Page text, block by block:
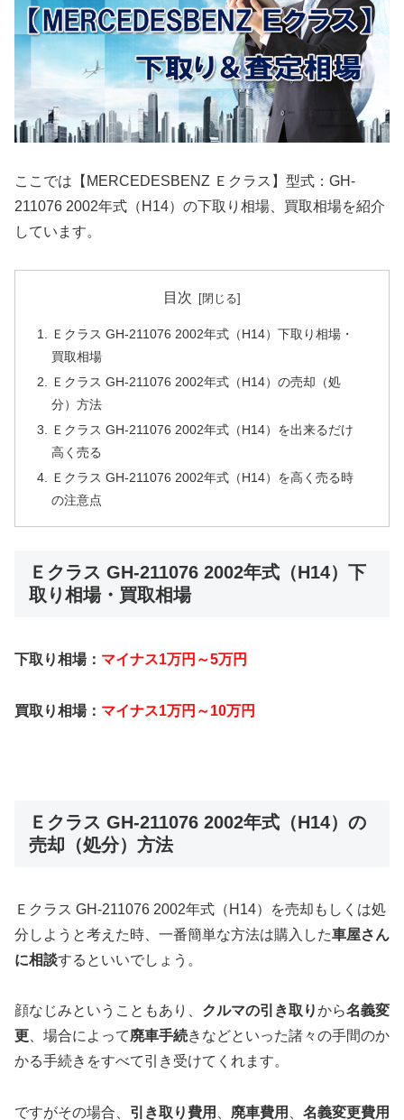
ここでは【MERCEDESBENZ Ｅクラス】型式：GH-
211076 2002年式（H14）の下取り相場、買取相場を紹介
しています。
目次
Ｅクラス GH-211076 2002年式（H14）下取り相場・
買取相場
Ｅクラス GH-211076 2002年式（H14）の売却（処
分）方法
Ｅクラス GH-211076 2002年式（H14）を出来るだけ
高く売る
Ｅクラス GH-211076 2002年式（H14）を高く売る時
の注意点
Ｅクラス GH-211076 2002年式（H14）下
取り相場・買取相場
下取り相場： マイナス1万円～5万円
買取り相場： マイナス1万円～10万円
Ｅクラス GH-211076 2002年式（H14）の
売却（処分）方法
Ｅクラス GH-211076 2002年式（H14）を売却もしくは処
分しようと考えた時、一番簡単な方法は購入した車屋さん
に相談するといいでしょう。
顔なじみということもあり、 クルマの引き取りから名義変
更 、場合によって廃車手続きなどといった諸々の手間のか
かる手続きをすべて引き受けてくれます。
ですがその場合、 引き取り費用 廃車費用
名義変更費用